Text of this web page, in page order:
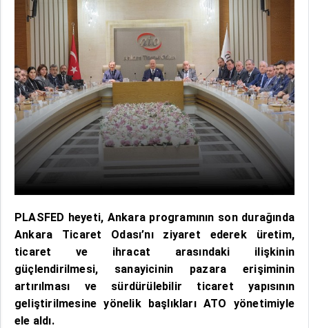
PLASFED heyeti, Ankara programının son durağında
Ankara Ticaret Odası’nı ziyaret ederek üretim,
ticaret ve ihracat arasındaki ilişkinin
güçlendirilmesi, sanayicinin pazara erişiminin
artırılması ve sürdürülebilir ticaret yapısının
geliştirilmesine yönelik başlıkları ATO yönetimiyle
ele aldı.